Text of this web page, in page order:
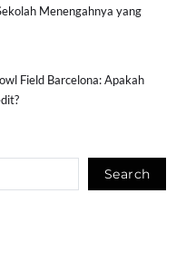
Menengahnya yang
Field Barcelona: Apakah
Search